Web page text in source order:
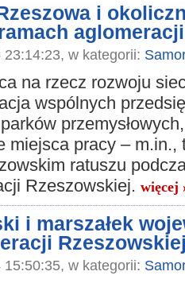
i
w kategorii:
na rzecz rozwoju
wspólnych
miejsca pracy – m.in.,
ratuszu
Rzeszowskiej. więcej
i marszałek
w kategorii: